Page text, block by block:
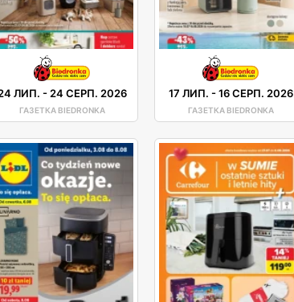
ЛИП. - 24 СЕРП. 2026
ГАЗЕТКА BIEDRONKA
17 ЛИП. -16 СЕРП. 2026
ГАЗЕТКА BIEDRONKA